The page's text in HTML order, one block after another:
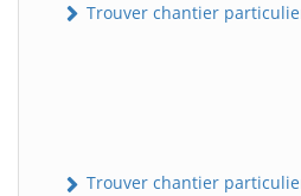
Trouver chantier
Trouver chantier